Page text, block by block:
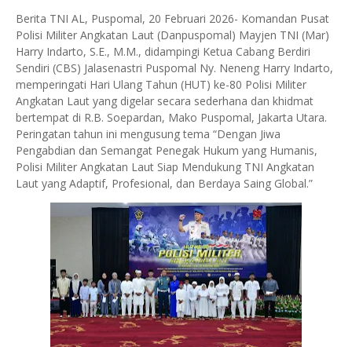
Berita TNI AL, Puspomal, 20 Februari 2026- Komandan Pusat
Polisi Militer Angkatan Laut (Danpuspomal) Mayjen TNI (Mar)
Harry Indarto, S.E., M.M., didampingi Ketua Cabang Berdiri
Sendiri (CBS) Jalasenastri Puspomal Ny. Neneng Harry Indarto,
memperingati Hari Ulang Tahun (HUT) ke-80 Polisi Militer
Angkatan Laut yang digelar secara sederhana dan khidmat
bertempat di R.B. Soepardan, Mako Puspomal, Jakarta Utara.
Peringatan tahun ini mengusung tema “Dengan Jiwa
Pengabdian dan Semangat Penegak Hukum yang Humanis,
Polisi Militer Angkatan Laut Siap Mendukung TNI Angkatan
Laut yang Adaptif, Profesional, dan Berdaya Saing Global.”